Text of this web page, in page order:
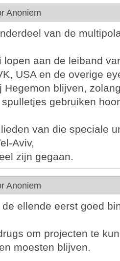
Anoniem
van de
lopen aan de leiband
USA en de overige
Hegemon blijven,
gebruiken
van die speciale
Aviv,
zijn gegaan.
Anoniem
ellende eerst goed
om projecten te
moesten blijven.